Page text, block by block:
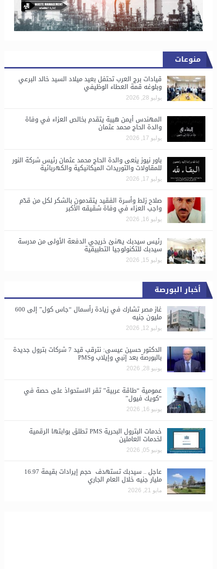
منوعات
قيادات برج العرب تحتفل بعيد ميلاد السيد خالد البرعي
وبلوغه قمة العطاء الوظيفي
يوليو 28, 2026
المهندس أيمن هيبة يتقدم بخالص العزاء في وفاة
والدة الحاج محمد عثمان
يوليو 17, 2026
باور نيوز ينعى والدة الحاج محمد عثمان رئيس شركة النور
للمقاولات والتوريدات الميكانيكية والكهربائية
يوليو 17, 2026
صلاح زلط وأسرة الفقيد يتقدمون بالشكر لكل من قدّم
واجب العزاء في وفاة شقيقه الأكبر
يوليو 16, 2026
رئيس سيدبك يهنئ خريجي الدفعة الأولى من مدرسة
سيدبك للتكنولوجيا التطبيقية
يوليو 15, 2026
أخبار البورصة
غاز مصر تشارك في زيادة رأسمال “جاس كول” إلى 600
مليون جنيه
يوليو 12, 2026
الدكتور حسين عيسى: نترقب قيد 7 شركات بترول جديدة
بالبورصة بعد إنبي وإيلاب وPMS
يونيو 28, 2026
​عمومية “طاقة عربية” تقر الاستحواذ على حصة في
“كويك فيول”
يونيو 16, 2026
خدمات البترول البحرية PMS تطلق بوابتها الرقمية
لخدمات العاملين
يونيو 05, 2026
عاجل .. سيدبك تستهدف حجم إيرادات بقيمة 16.97
مليار جنيه خلال العام الجاري
مايو 21, 2026